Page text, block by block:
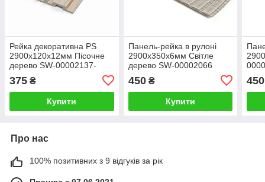
Рейка декоративна PS
2900х120х12мм Пісочне
дерево SW-00002137-
375 ₴
Купити
Панель-рейка в рулоні
2900х350х6мм Світле
дерево SW-00002066
450₴
Купити
450
Про нас
100% позитивних з 9 відгуків за рік